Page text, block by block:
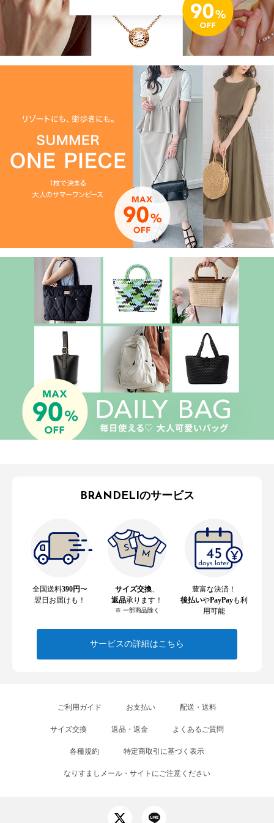
BRANDELIのサービス
全国送料390円〜
翌日お届けも！
サイズ交換、
返品承ります！
※ 一部商品除く
豊富な決済！
後払いやPayPayも利
用可能
サービスの詳細はこちら
ご利用ガイド お支払い 配送・送料
サイズ交換 返品・返金 よくあるご質問
各種規約 特定商取引に基づく表示
なりすましメール・サイトにご注意ください